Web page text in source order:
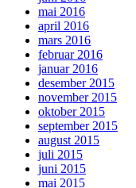
mai 2016
april 2016
mars 2016
februar 2016
januar 2016
desember 2015
november 2015
oktober 2015
september 2015
august 2015
juli 2015
juni 2015
mai 2015